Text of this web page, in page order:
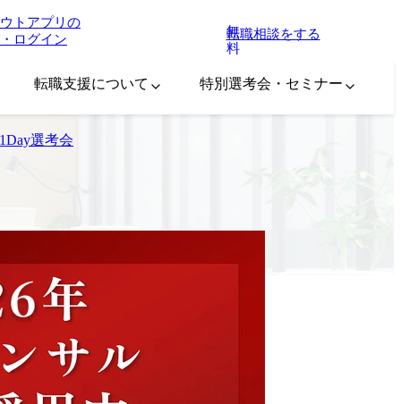
トアプリの
ログイン
無
料
転職相談をする
転職支援について 特別選考会・セミナー
選考会